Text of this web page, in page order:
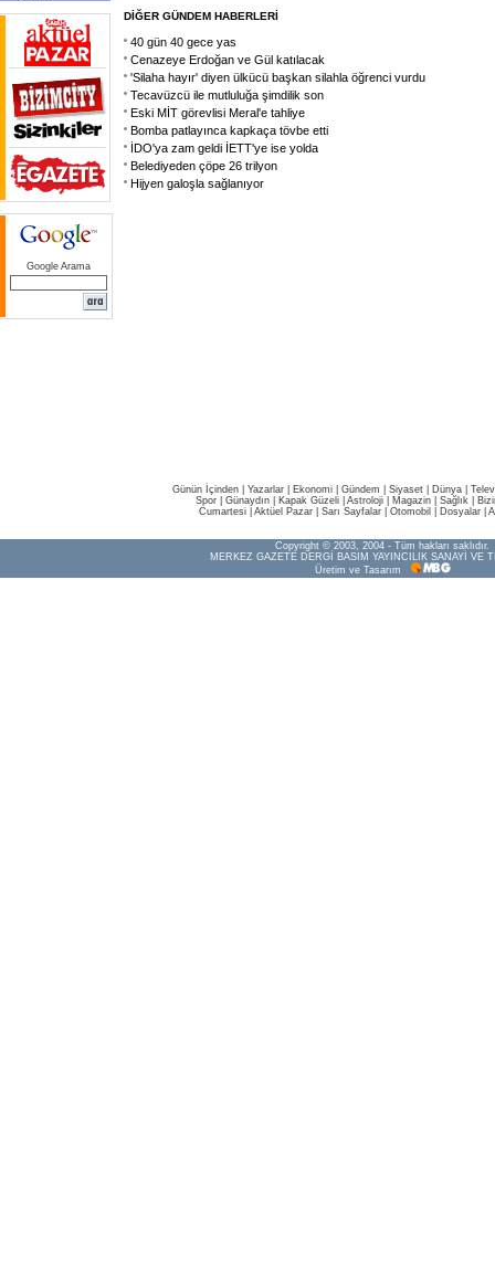
Google Arama
DİĞER GÜNDEM HABERLERİ
40 gün 40 gece yas
Cenazeye Erdoğan ve Gül katılacak
'Silaha hayır' diyen ülkücü başkan silahla öğrenci vurdu
Tecavüzcü ile mutluluğa şimdilik son
Eski MİT görevlisi Meral'e tahliye
Bomba patlayınca kapkaça tövbe etti
İDO'ya zam geldi İETT'ye ise yolda
Belediyeden çöpe 26 trilyon
Hijyen galoşla sağlanıyor
Günün İçinden Yazarlar Ekonomi Gündem Siyaset Dünya |
Spor
Günaydın Kapak Güzeli Astroloji Magazin Sağlık
Cumartesi| Aktüel Pazar| Sarı Sayfalar| Otomobil Dosyalar|
Copyright © 2003, 2004 - Tüm hakları saklıdır.
MERKEZ GAZETE DERGİ BASIM YAYINCILIK SANAYİ VE
Üretim ve Tasarım